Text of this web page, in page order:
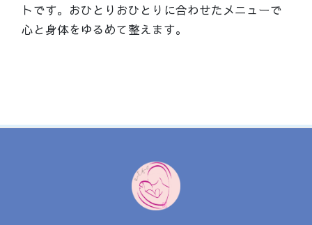
トです。おひとりおひとりに合わせたメニューで
心と身体をゆるめて整えます。